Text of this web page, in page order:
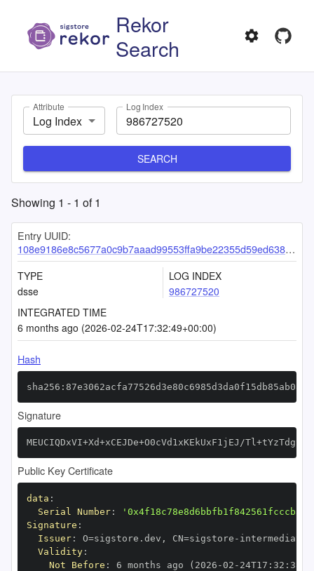
Rekor
Search
Attribute
Log Index
Log Index
SEARCH
Showing 1 - 1 of1
Entry UUID:
108e9186e8c5677a0c9b7aaad99553ffa9be22355d59ed63840dc858f8003cc16d16049ed803f142
TYPE
dsse
LOG INDEX
986727520
INTEGRATED TIME
6 months ago (2026-02-24T17:32:49+00:00)
Hash
Signature
MEUCIQDxVI+Xd+xCEJDe+O0cVd1xKEkUxF1jEJ/
Public Key Certificate
data :
Serial Number:
Signature :
Issuer: O=sigstore.dev , CN=sigstore -
Validity:
Not Before : 6 months ago (2026 -02 - 24T17 : 32 :